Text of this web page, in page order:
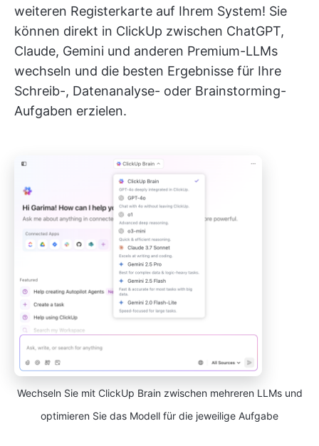
weiteren Registerkarte auf Ihrem System! Sie
können direkt in ClickUp zwischen ChatGPT,
Claude, Gemini und anderen Premium-LLMs
wechseln und die besten Ergebnisse für Ihre
Schreib-, Datenanalyse- oder Brainstorming-
Aufgaben erzielen.
Wechseln Sie mit ClickUp Brain zwischen mehreren LLMs und
optimieren Sie das Modell für die jeweilige Aufgabe